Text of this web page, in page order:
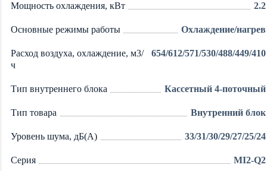
Мощность охлаждения, кВт 2.2
Основные режимы работы Охлаждение/нагрев
Расход воздуха, охлаждение, м3/
ч
654/612/571/530/488/449/410
Тип внутреннего блока Кассетный 4-поточный
Тип товара Внутренний блок
Уровень шума, дБ(А) 33/31/30/29/27/25/24
Серия MI2-Q2